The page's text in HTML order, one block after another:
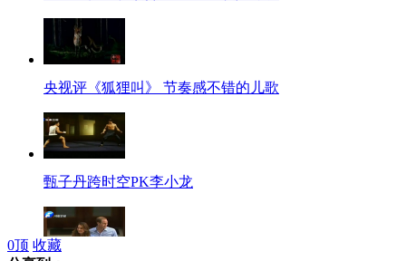
央视评《狐狸叫》 节奏感不错的儿歌
甄子丹跨时空PK李小龙
0顶 收藏